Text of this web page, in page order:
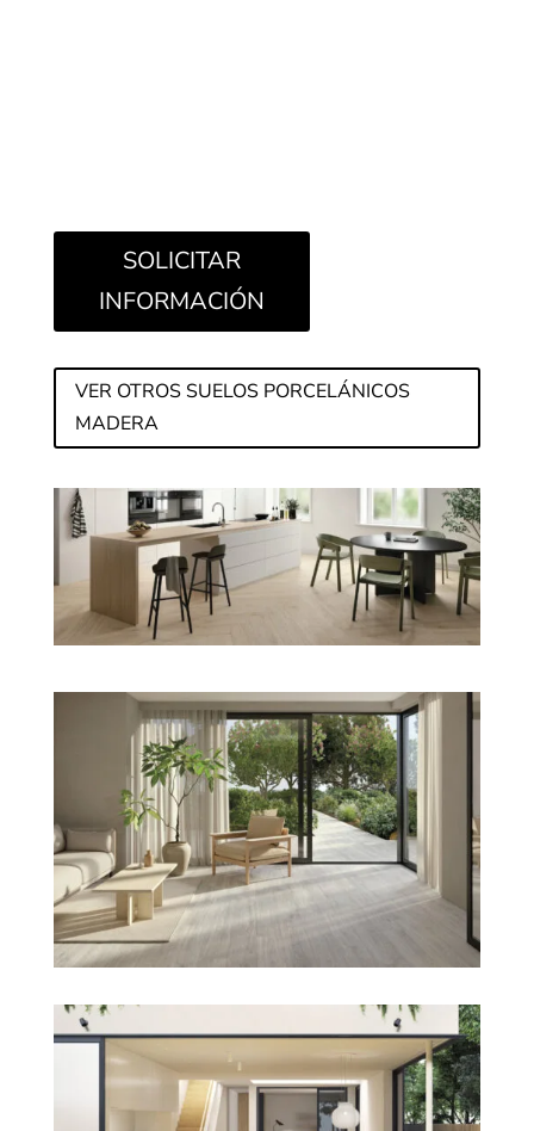
SOLICITAR
INFORMACIÓN
VER OTROS SUELOS PORCELÁNICOS
MADERA